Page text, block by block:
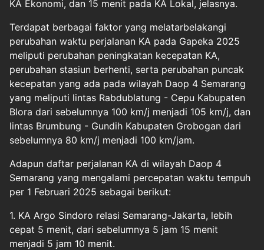
KA Ekonomi, dan 15 menit pada KA Lokal, jelasnya.
Terdapat berbagai faktor yang melatarbelakangi
perubahan waktu perjalanan KA pada Gapeka 2025
meliputi perubahan peningkatan kecepatan KA,
perubahan stasiun berhenti, serta perubahan puncak
kecepatan yang ada pada wilayah Daop 4 Semarang
yang meliputi lintas Rabdublatung - Cepu Kabupaten
Blora dari sebelumnya 100 km/j menjadi 105 km/j, dan
lintas Brumbung - Gundih Kabupaten Grobogan dari
sebelumnya 80 km/j menjadi 100 km/jam.
Adapun daftar perjalanan KA di wilayah Daop 4
Semarang yang mengalami percepatan waktu tempuh
per 1 Februari 2025 sebagai berikut:
1. KA Argo Sindoro relasi Semarang-Jakarta, lebih
cepat 5 menit, dari sebelumnya 5 jam 15 menit
menjadi 5 jam 10 menit.